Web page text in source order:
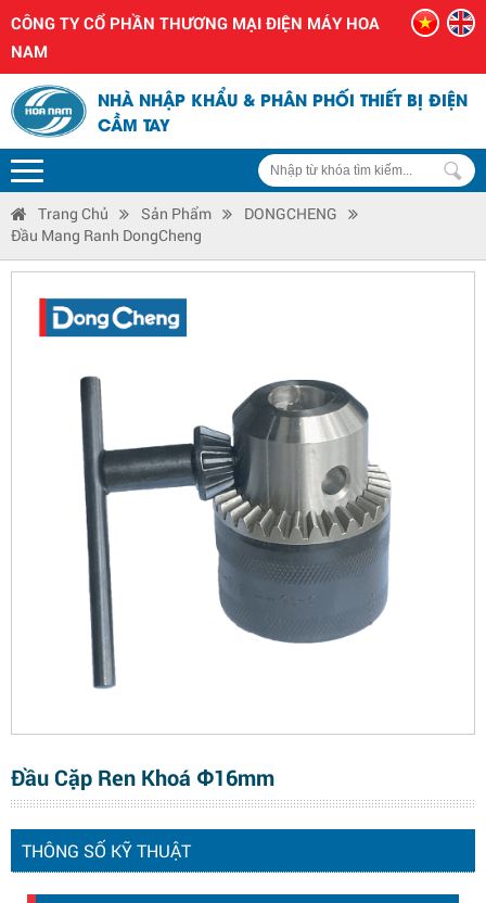
CÔNG TY CỔ PHẦN THƯƠNG MẠI ĐIỆN MÁY HOA
NAM
NHÀ NHẬP KHẨU & PHÂN PHỐI THIẾT BỊ ĐIỆN
CẦM TAY
Trang Chủ Sản Phẩm
DONGCHENG
Đầu Mang Ranh DongCheng
Đầu Cặp Ren Khoá Φ16mm
THÔNG SỐ KỸ THUẬT